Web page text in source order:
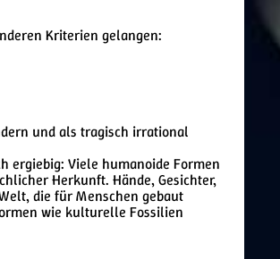
Kriterien gelangen:
und als tragisch irrational
ergiebig: Viele humanoide Formen
Herkunft. Hände, Gesichter,
die für Menschen gebaut
wie kulturelle Fossilien